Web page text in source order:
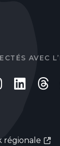
AVEC
régionale